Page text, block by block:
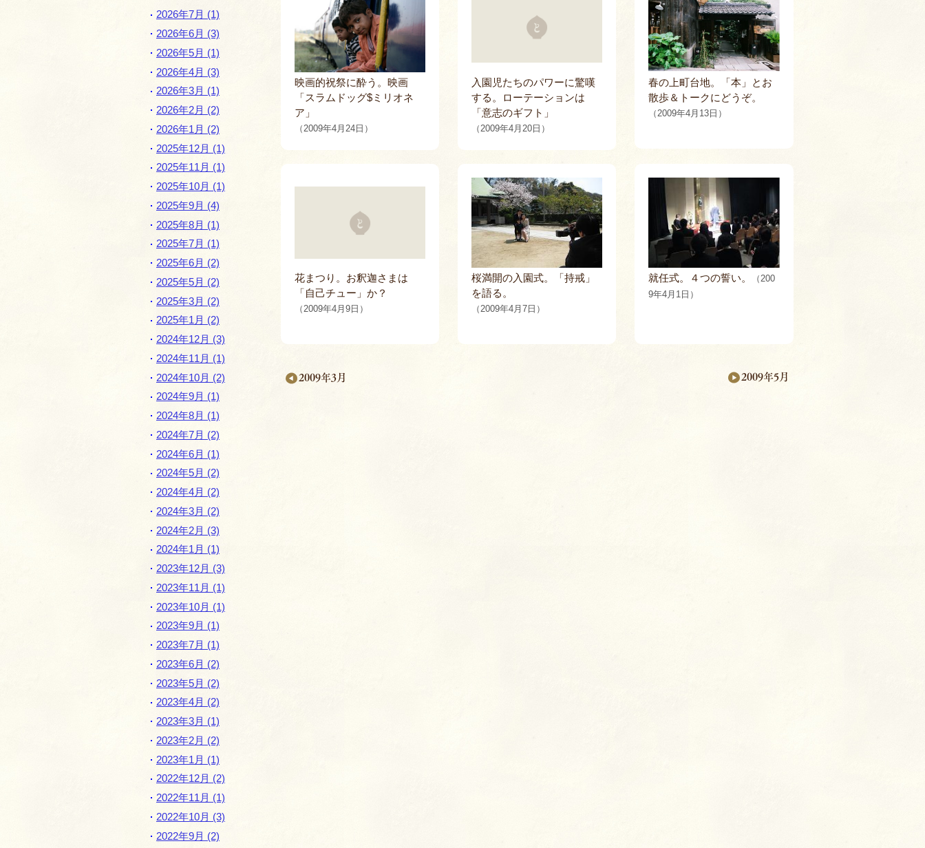
映画的祝祭に酔う。映画
「スラムドッグ$ミリオネ
ア」
（2009年4月24日）
入園児たちのパワーに驚嘆
する。ローテーションは
「意志のギフト」
（2009年4月20日）
春の上町台地。「本」とお
散歩＆トークにどうぞ。
（2009年4月13日）
花まつり。お釈迦さまは
「自己チュー」か？
（2009年4月9日）
桜満開の入園式。「持戒」
を語る。
（2009年4月7日）
就任式。４つの誓い。
（200
9年4月1日）
2009年3月 2009年5月
2026年7月 (1)
2026年6月 (3)
2026年5月 (1)
2026年4月 (3)
2026年3月 (1)
2026年2月 (2)
2026年1月 (2)
2025年12月 (1)
2025年11月 (1)
2025年10月 (1)
2025年9月 (4)
2025年8月 (1)
2025年7月 (1)
2025年6月 (2)
2025年5月 (2)
2025年3月 (2)
2025年1月 (2)
2024年12月 (3)
2024年11月 (1)
2024年10月 (2)
2024年9月 (1)
2024年8月 (1)
2024年7月 (2)
2024年6月 (1)
2024年5月 (2)
2024年4月 (2)
2024年3月 (2)
2024年2月 (3)
2024年1月 (1)
2023年12月 (3)
2023年11月 (1)
2023年10月 (1)
2023年9月 (1)
2023年7月 (1)
2023年6月 (2)
2023年5月 (2)
2023年4月 (2)
2023年3月 (1)
2023年2月 (2)
2023年1月 (1)
2022年12月 (2)
2022年11月 (1)
2022年10月 (3)
2022年9月 (2)